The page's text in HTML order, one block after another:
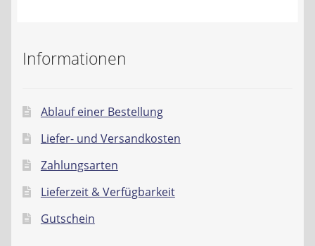
Informationen
Ablauf einer Bestellung
Liefer- und Versandkosten
Zahlungsarten
Lieferzeit & Verfügbarkeit
Gutschein